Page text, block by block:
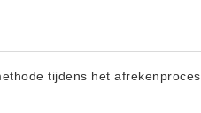
tijdens het afrekenproces.